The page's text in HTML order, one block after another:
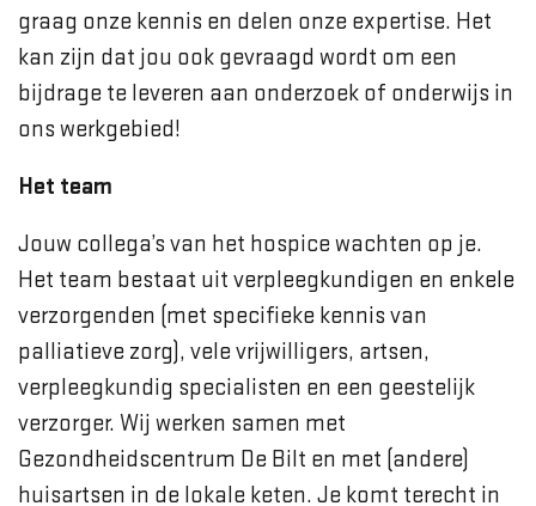
graag onze kennis en delen onze expertise. Het
kan zijn dat jou ook gevraagd wordt om een
bijdrage te leveren aan onderzoek of onderwijs in
ons werkgebied!
Het team
Jouw collega’s van het hospice wachten op je.
Het team bestaat uit verpleegkundigen en enkele
verzorgenden (met specifieke kennis van
palliatieve zorg), vele vrijwilligers, artsen,
verpleegkundig specialisten en een geestelijk
verzorger. Wij werken samen met
Gezondheidscentrum De Bilt en met (andere)
huisartsen in de lokale keten. Je komt terecht in